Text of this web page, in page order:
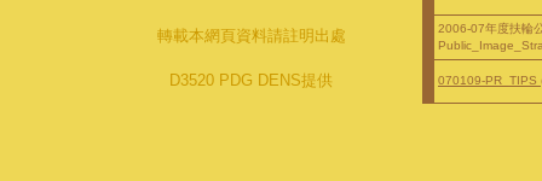
轉載本網頁資料請註明出處
2006-07年度扶輪
D3520 PDG DENS提供 070109-PR_TIPS